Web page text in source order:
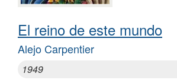
El reino de este mundo
Alejo Carpentier
1949